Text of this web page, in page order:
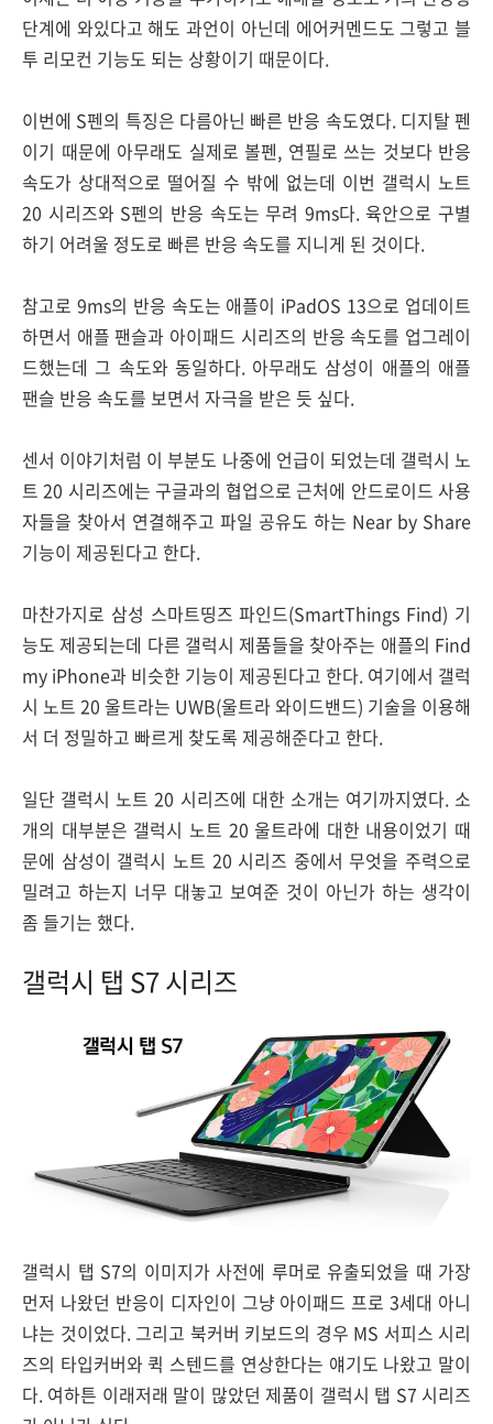
단계에 와있다고 해도 과언이 아닌데 에어커멘드도 그렇고 블
투 리모컨 기능도 되는 상황이기 때문이다.
이번에 S펜의 특징은 다름아닌 빠른 반응 속도였다. 디지탈 펜
이기 때문에 아무래도 실제로 볼펜, 연필로 쓰는 것보다 반응
속도가 상대적으로 떨어질 수 밖에 없는데 이번 갤럭시 노트
20 시리즈와 S펜의 반응 속도는 무려 9ms다. 육안으로 구별
하기 어려울 정도로 빠른 반응 속도를 지니게 된 것이다.
참고로 9ms의 반응 속도는 애플이 iPadOS 13으로 업데이트
하면서 애플 팬슬과 아이패드 시리즈의 반응 속도를 업그레이
드했는데 그 속도와 동일하다. 아무래도 삼성이 애플의 애플
팬슬 반응 속도를 보면서 자극을 받은 듯 싶다.
센서 이야기처럼 이 부분도 나중에 언급이 되었는데 갤럭시 노
트 20 시리즈에는 구글과의 협업으로 근처에 안드로이드 사용
자들을 찾아서 연결해주고 파일 공유도 하는 Near by Share
기능이 제공된다고 한다.
마찬가지로 삼성 스마트띵즈 파인드(SmartThings Find) 기
능도 제공되는데 다른 갤럭시 제품들을 찾아주는 애플의 Find
my iPhone과 비슷한 기능이 제공된다고 한다. 여기에서 갤럭
시 노트 20 울트라는 UWB(울트라 와이드밴드) 기술을 이용해
서 더 정밀하고 빠르게 찾도록 제공해준다고 한다.
일단 갤럭시 노트 20 시리즈에 대한 소개는 여기까지였다. 소
개의 대부분은 갤럭시 노트 20 울트라에 대한 내용이었기 때
문에 삼성이 갤럭시 노트 20 시리즈 중에서 무엇을 주력으로
밀려고 하는지 너무 대놓고 보여준 것이 아닌가 하는 생각이
좀 들기는 했다.
갤럭시 탭 S7 시리즈
갤럭시 탭 S7의 이미지가 사전에 루머로 유출되었을 때 가장
먼저 나왔던 반응이 디자인이 그냥 아이패드 프로 3세대 아니
냐는 것이었다. 그리고 북커버 키보드의 경우 MS 서피스 시리
즈의 타입커버와 퀵 스텐드를 연상한다는 얘기도 나왔고 말이
다. 여하튼 이래저래 말이 많았던 제품이 갤럭시 탭 S7 시리즈